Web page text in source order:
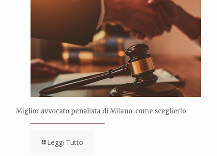
Miglior avvocato penalista di Milano: come sceglierlo
Leggi Tutto